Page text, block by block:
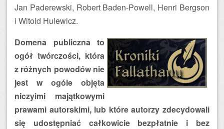
Jan Paderewski, Robert Baden-Powell, Henri Bergson
i Witold Hulewicz.
Domena publiczna to
ogół twórczości, która
z różnych powodów nie
jest w ogóle objęta
niczyimi majątkowymi
prawami autorskimi, lub które autorzy zdecydowali
się udostępniać całkowicie bezpłatnie i bez